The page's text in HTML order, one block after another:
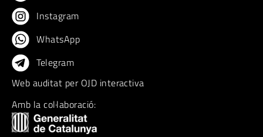
Instagram
WhatsApp
Telegram
Web auditat per OJD interactiva
Amb la col·laboració: